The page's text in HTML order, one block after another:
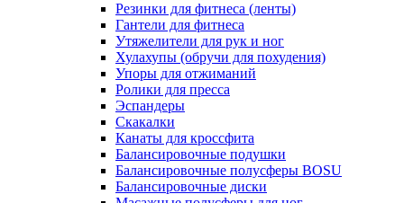
Резинки для фитнеса (ленты)
Гантели для фитнеса
Утяжелители для рук и ног
Хулахупы (обручи для похудения)
Упоры для отжиманий
Ролики для пресса
Эспандеры
Скакалки
Канаты для кроссфита
Балансировочные подушки
Балансировочные полусферы BOSU
Балансировочные диски